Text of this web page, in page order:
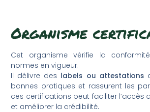
Organisme
Cet organisme vérifie la
normes en vigueur.
Il délivre des labels ou attestations
bonnes pratiques et rassurent les
ces certifications peut faciliter l’accès
et améliorer la crédibilité.